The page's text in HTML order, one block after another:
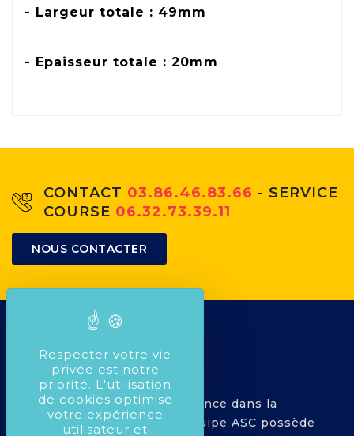
- Largeur totale : 49mm
- Epaisseur totale : 20mm
CONTACT 03.86.46.83.66 - SERVICE
COURSE 06.32.73.39.11
NOUS CONTACTER
Avec plus de 25 ans d'expérience dans la
compétition Automobile, l'équipe ASC possède
Respecter votre vie
privée est notre
priorité. L'utilisation
de cookies optimise
votre expérience
utilisateur et